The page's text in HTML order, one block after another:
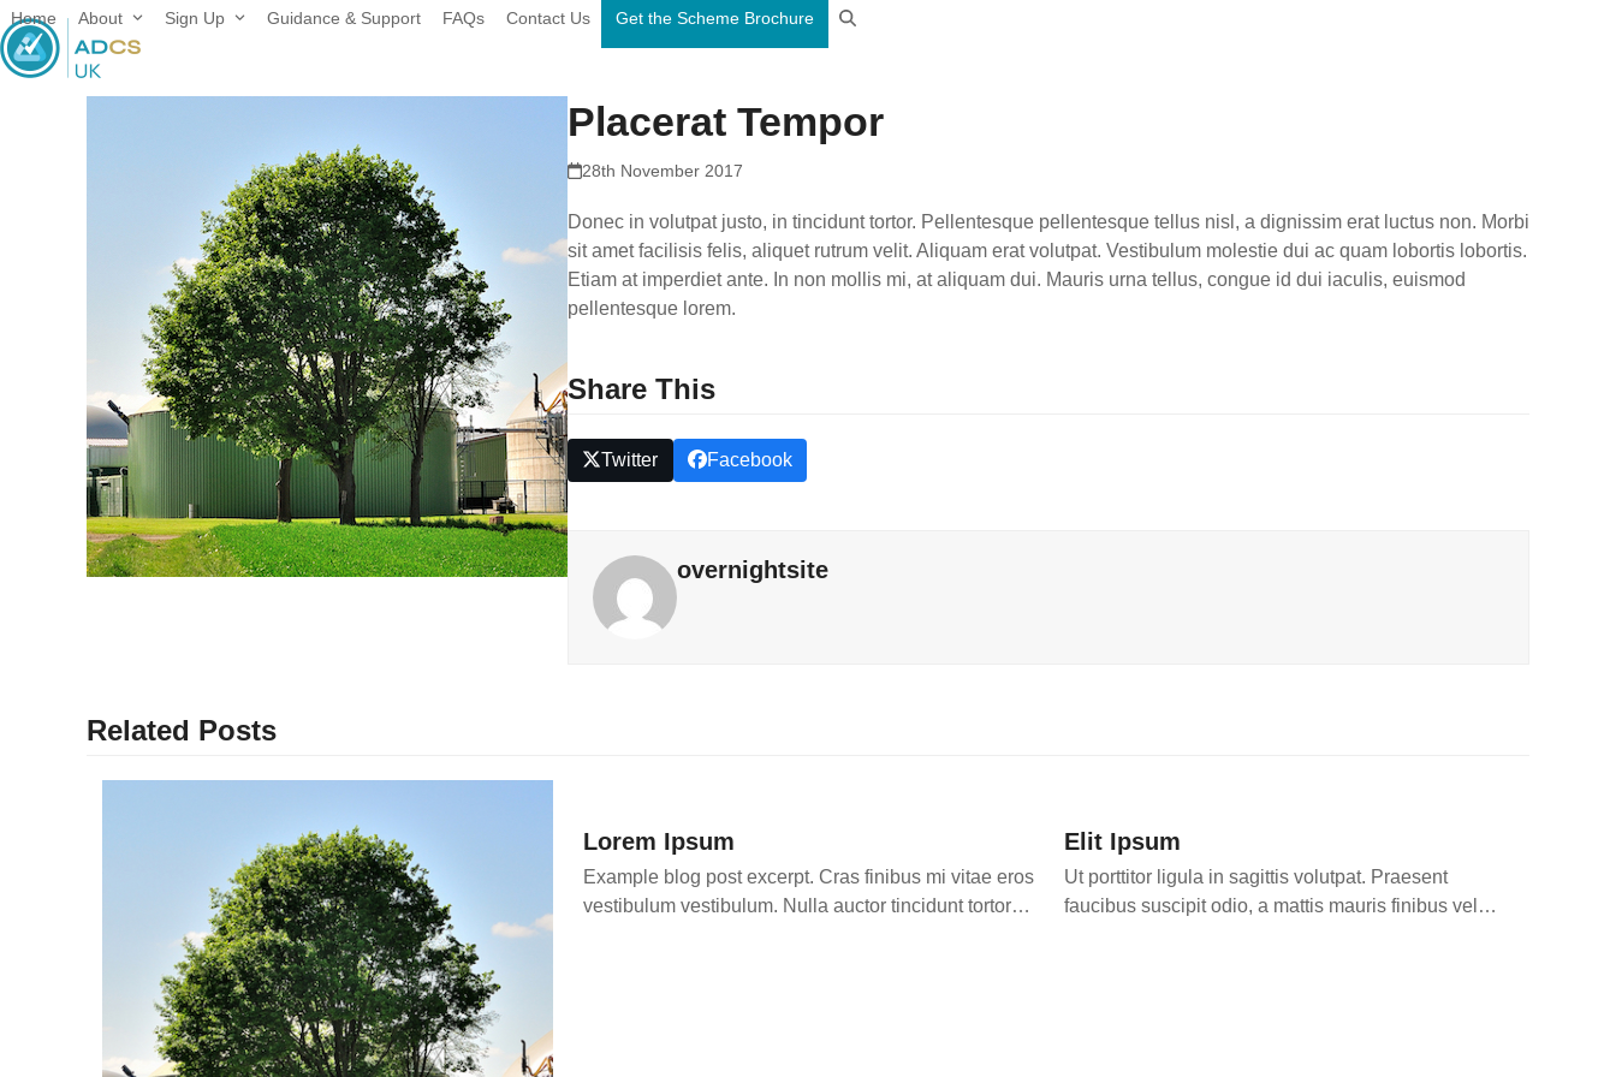
Skip
to
content
Home About Sign Up Guidance & Support FAQs Contact Us Get the Scheme Brochure
Placerat Tempor
28th November 2017
Donec in volutpat justo, in tincidunt tortor. Pellentesque pellentesque tellus nisl, a dignissim erat luctus non. Morbi
sit amet facilisis felis, aliquet rutrum velit. Aliquam erat volutpat. Vestibulum molestie dui ac quam lobortis lobortis.
Etiam at imperdiet ante. In non mollis mi, at aliquam dui. Mauris urna tellus, congue id dui iaculis, euismod
pellentesque lorem.
Share This
Twitter Facebook
overnightsite
Related Posts
Lorem Ipsum
Example blog post excerpt. Cras finibus mi vitae eros
vestibulum vestibulum. Nulla auctor tincidunt tortor…
Elit Ipsum
Ut porttitor ligula in sagittis volutpat. Praesent
faucibus suscipit odio, a mattis mauris finibus vel…